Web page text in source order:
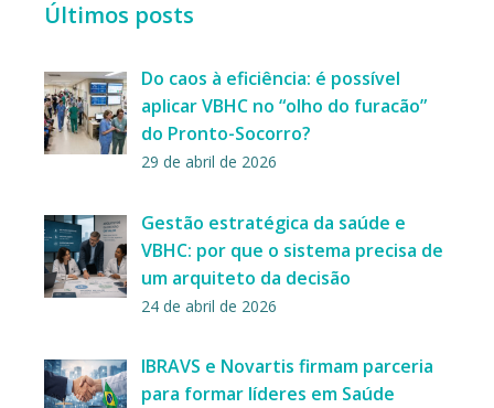
Últimos posts
Do caos à eficiência: é possível
aplicar VBHC no “olho do furacão”
do Pronto-Socorro?
29 de abril de 2026
Gestão estratégica da saúde e
VBHC: por que o sistema precisa de
um arquiteto da decisão
24 de abril de 2026
IBRAVS e Novartis firmam parceria
para formar líderes em Saúde